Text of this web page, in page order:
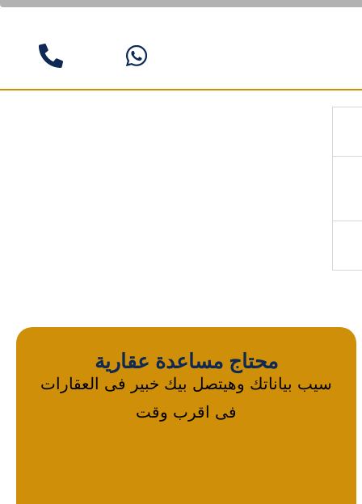
محتاج مساعدة عقارية
سيب بياناتك وهيتصل بيك خبير فى العقارات
فى اقرب وقت